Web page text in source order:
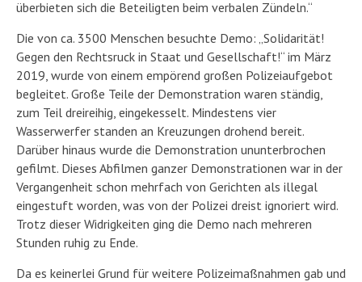
überbieten sich die Beteiligten beim verbalen Zündeln.“
Die von ca. 3500 Menschen besuchte Demo: „Solidarität!
Gegen den Rechtsruck in Staat und Gesellschaft!“ im März
2019, wurde von einem empörend großen Polizeiaufgebot
begleitet. Große Teile der Demonstration waren ständig,
zum Teil dreireihig, eingekesselt. Mindestens vier
Wasserwerfer standen an Kreuzungen drohend bereit.
Darüber hinaus wurde die Demonstration ununterbrochen
gefilmt. Dieses Abfilmen ganzer Demonstrationen war in der
Vergangenheit schon mehrfach von Gerichten als illegal
eingestuft worden, was von der Polizei dreist ignoriert wird.
Trotz dieser Widrigkeiten ging die Demo nach mehreren
Stunden ruhig zu Ende.
Da es keinerlei Grund für weitere Polizeimaßnahmen gab und